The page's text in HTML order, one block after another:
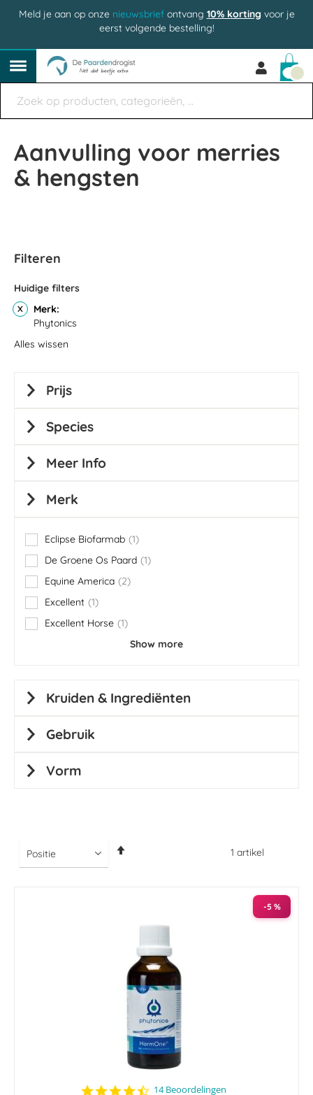
Meld je aan op onze nieuwsbriefontvang 10% korting voor je
eerst volgende bestelling!
Aanvulling voor merries
& hengsten
1 artikel
-5 %
4.7
14 Beoordelingen
Filteren
Huidige filters
Merk
Phytonics
Alles wissen
Prijs
Species
Meer Info
Merk
Eclipse Biofarmab 1
item
De Groene Os Paard 1
item
Equine America
2
items
Excellent 1
item
Excellent Horse 1
item
Show more
Kruiden & Ingrediënten
Gebruik
Vorm